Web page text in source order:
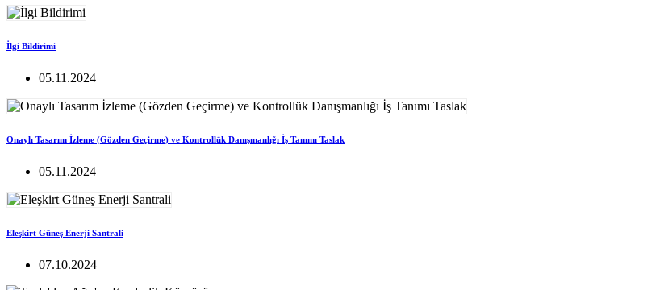
İlgi Bildirimi
05.11.2024
Onaylı Tasarım İzleme (Gözden Geçirme) ve Kontrollük Danışmanlığı İş Tanımı Taslak
05.11.2024
Eleşkirt Güneş Enerji Santrali
07.10.2024